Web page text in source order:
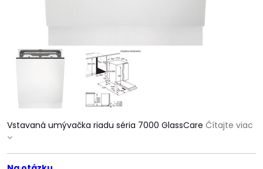
Vstavaná umývačka riadu séria 7000 GlassCare Čítajte viac